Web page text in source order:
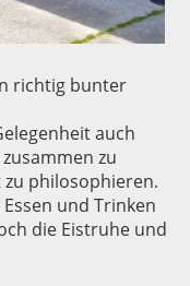
richtig bunter
auch
zu
philosophieren.
und Trinken
die Eistruhe und